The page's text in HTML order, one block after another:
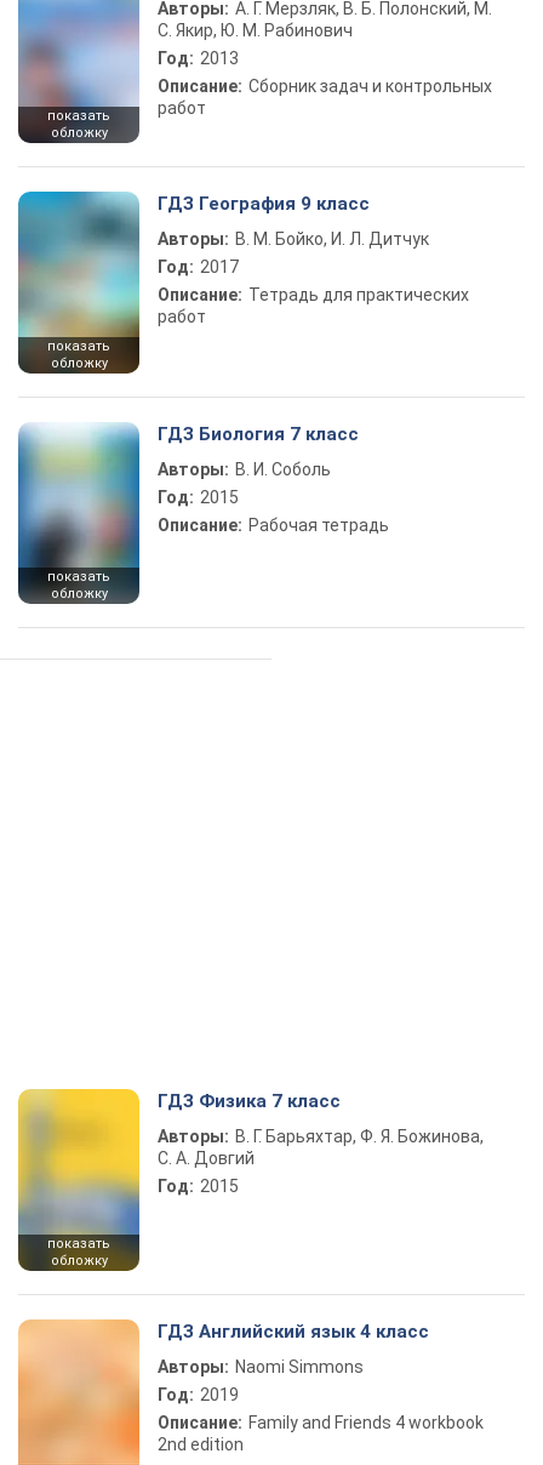
показать
обложку
Авторы: А. Г. Мерзляк, В. Б. Полонский, М.
С. Якир, Ю. М. Рабинович
Год: 2013
Описание: Сборник задач и контрольных
работ
показать
обложку
ГДЗ География 9 класс
Авторы: В. М. Бойко, И. Л. Дитчук
Год: 2017
Описание: Тетрадь для практических
работ
показать
обложку
ГДЗ Биология 7 класс
Авторы: В. И. Соболь
Год: 2015
Описание: Рабочая тетрадь
показать
обложку
ГДЗ Физика 7 класс
Авторы: В. Г. Барьяхтар, Ф. Я. Божинова,
С. А. Довгий
Год: 2015
ГДЗ Английский язык 4 класс
Авторы: Naomi Simmons
Год: 2019
Описание: Family and Friends 4 workbook
2nd edition